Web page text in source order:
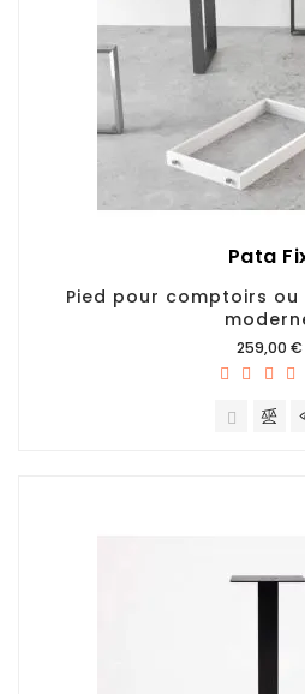
Pata
Pied pour comptoirs
Prix
259,00 €